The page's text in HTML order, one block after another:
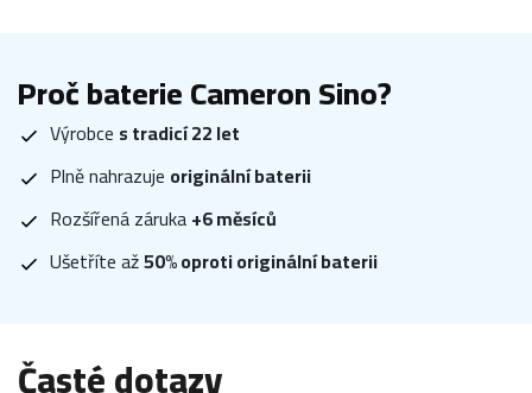
Proč baterie Cameron Sino?
Výrobce s tradicí 22 let
Plně nahrazuje originální baterii
Rozšířená záruka+6 měsíců
Ušetříte až50% oproti originální baterii